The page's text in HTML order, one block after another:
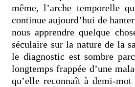
même, l’arche temporelle
continue aujourd’hui de
nous apprendre quelque
séculaire sur la nature de la
le diagnostic est sombre
longtemps frappée d’une
qu’elle reconnaît à demi-